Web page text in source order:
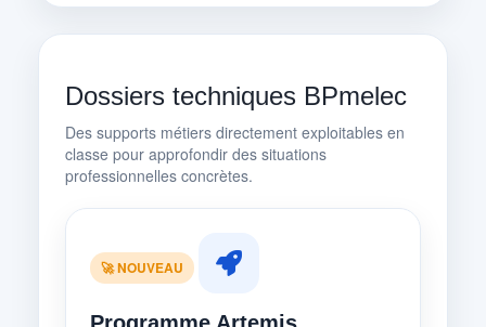
Dossiers techniques BPmelec
Des supports métiers directement exploitables en
classe pour approfondir des situations
professionnelles concrètes.
🚀 NOUVEAU